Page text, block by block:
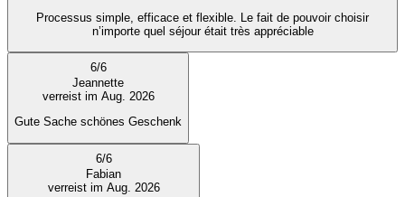
Processus simple, efficace et flexible. Le fait de pouvoir choisir
n’importe quel séjour était très appréciable
6/6
Jeannette
verreist im Aug. 2026
Gute Sache schönes Geschenk
6/6
Fabian
verreist im Aug. 2026